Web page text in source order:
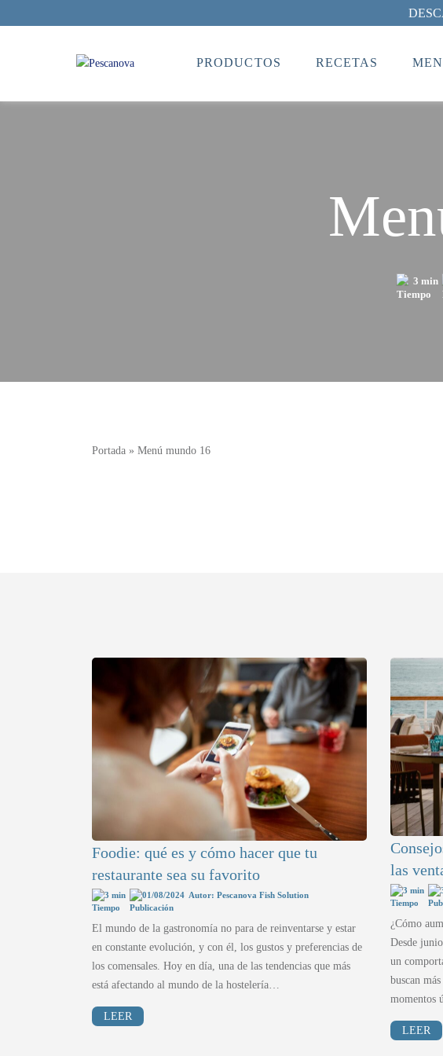
PRODUCTOS RECETAS
3 min
Portada » Menú mundo 16
Foodie: qué es y cómo hacer que tu
restaurante sea su favorito
3 min 01/08/2024 Autor: Pescanova Fish Solution
El mundo de la gastronomía no para de reinventarse y estar
en constante evolución, y con él, los gustos y preferencias de
los comensales. Hoy en día, una de las tendencias que más
está afectando al mundo de la hostelería…
LEER
las
3 min
¿Cómo
Desde
un
buscan
momentos
LEER